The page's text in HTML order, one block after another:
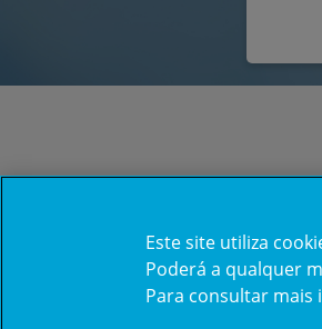
Este site utiliza
Poderá a qualquer
Para consultar mais